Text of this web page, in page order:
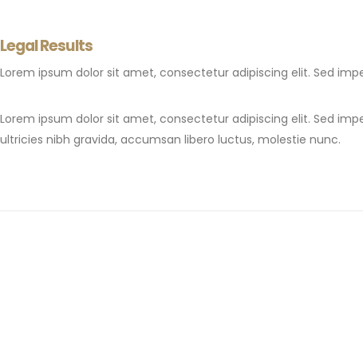
Legal Results
Lorem ipsum dolor sit amet, consectetur adipiscing elit. Sed
Lorem ipsum dolor sit amet, consectetur adipiscing elit. Sed
ultricies nibh gravida, accumsan libero luctus, molestie nunc.